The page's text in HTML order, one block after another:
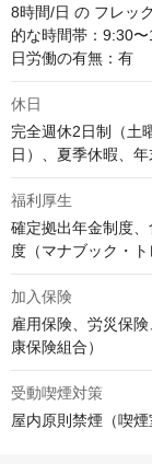
8時間/日 の フレッ
的な時間帯：9:30
日労働の有無：有
休日
完全週休2日制（土
日）、夏季休暇、
福利厚生
確定拠出年金制度
度（マナブック・
加入保険
雇用保険、労災保
康保険組合）
受動喫煙対策
屋内原則禁煙（喫煙